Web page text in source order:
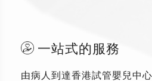
一站式的服務
由病人到達香港試管嬰兒中